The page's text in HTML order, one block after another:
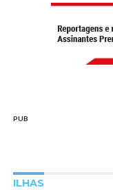
PUB
ILHAS